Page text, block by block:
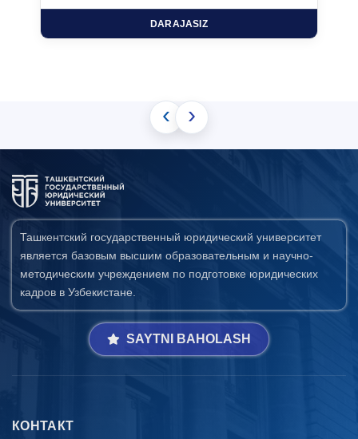
DARAJASIZ
‹ ›
Ташкентский государственный юридический университет
является базовым высшим образовательным и научно-
методическим учреждением по подготовке юридических
кадров в Узбекистане.
SAYTNI BAHOLASH
КОНТАКТ